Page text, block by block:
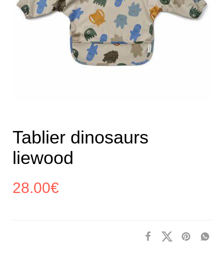
Tablier dinosaurs
liewood
28.00€